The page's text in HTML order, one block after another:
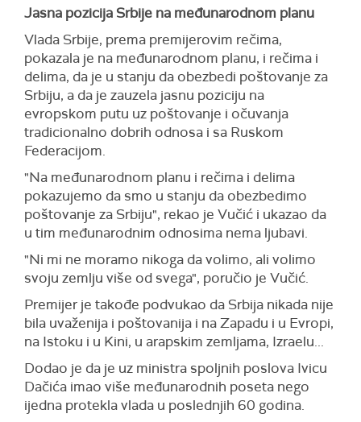
Jasna pozicija Srbije na međunarodnom planu
Vlada Srbije, prema premijerovim rečima,
pokazala je na međunarodnom planu, i rečima i
delima, da je u stanju da obezbedi poštovanje za
Srbiju, a da je zauzela jasnu poziciju na
evropskom putu uz poštovanje i očuvanja
tradicionalno dobrih odnosa i sa Ruskom
Federacijom.
"Na međunarodnom planu i rečima i delima
pokazujemo da smo u stanju da obezbedimo
poštovanje za Srbiju", rekao je Vučić i ukazao da
u tim međunarodnim odnosima nema ljubavi.
"Ni mi ne moramo nikoga da volimo, ali volimo
svoju zemlju više od svega", poručio je Vučić.
Premijer je takođe podvukao da Srbija nikada nije
bila uvaženija i poštovanija i na Zapadu i u Evropi,
na Istoku i u Kini, u arapskim zemljama, Izraelu...
Dodao je da je uz ministra spoljnih poslova Ivicu
Dačića imao više međunarodnih poseta nego
ijedna protekla vlada u poslednjih 60 godina.